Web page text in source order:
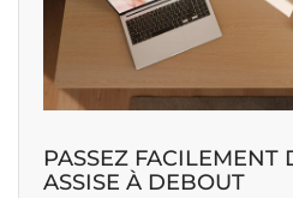
PASSEZ FACILEMENT
ASSISE À DEBOUT